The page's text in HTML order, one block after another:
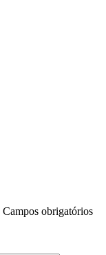
Campos obrigatórios